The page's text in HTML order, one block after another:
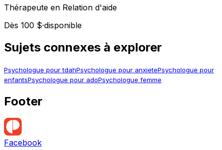
Thérapeute en Relation d'aide
Dès 100 $·disponible
Sujets connexes à explorer
Psychologue pour tdahPsychologue pour anxietePsychologue pour
enfantsPsychologue pour adoPsychologue femme
Footer
Facebook